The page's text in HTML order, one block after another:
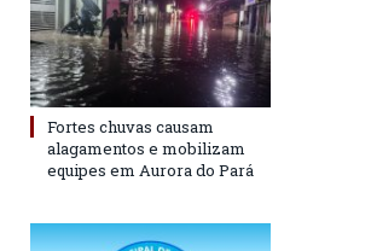
Fortes chuvas causam
alagamentos e mobilizam
equipes em Aurora do Pará